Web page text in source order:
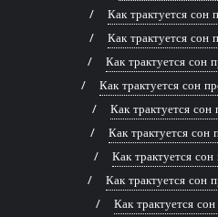
Как трактуется сон
Как трактуется сон
Как трактуется сон
Как трактуется сон
Как трактуется
Как трактуется сон
Как трактуется
Как трактуется сон
Как трактуется